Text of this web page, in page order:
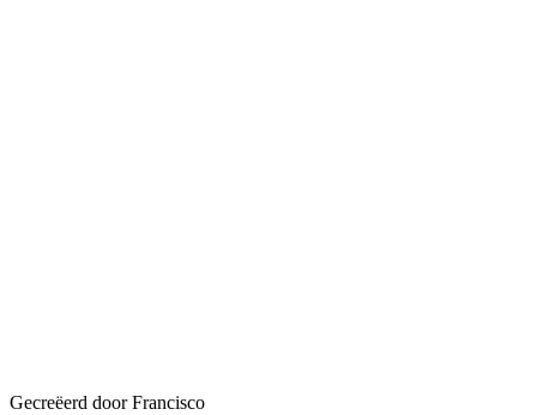
Gecreëerd door Francisco